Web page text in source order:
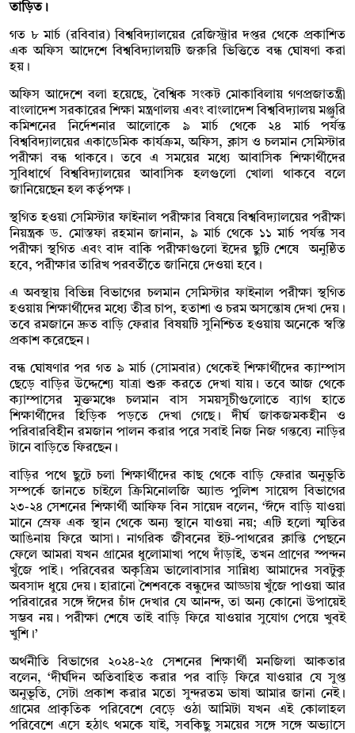
তাড়িত।
গত ৮ মার্চ (রবিবার) বিশ্ববিদ্যালয়ের রেজিস্ট্রার দপ্তর থেকে প্রকাশিত
এক অফিস আদেশে বিশ্ববিদ্যালয়টি জরুরি ভিত্তিতে বন্ধ ঘোষণা করা
হয়।
অফিস আদেশে বলা হয়েছে, বৈশ্বিক সংকট মোকাবিলায় গণপ্রজাতন্ত্রী
বাংলাদেশ সরকারের শিক্ষা মন্ত্রণালয় এবং বাংলাদেশ বিশ্ববিদ্যালয় মঞ্জুরি
কমিশনের নির্দেশনার আলোকে ৯ মার্চ থেকে ২৪ মার্চ পর্যন্ত
বিশ্ববিদ্যালয়ের একাডেমিক কার্যক্রম, অফিস, ক্লাস ও চলমান সেমিস্টার
পরীক্ষা বন্ধ থাকবে। তবে এ সময়ের মধ্যে আবাসিক শিক্ষার্থীদের
সুবিধার্থে বিশ্ববিদ্যালয়ের আবাসিক হলগুলো খোলা থাকবে বলে
জানিয়েছেন হল কর্তৃপক্ষ।
স্থগিত হওয়া সেমিস্টার ফাইনাল পরীক্ষার বিষয়ে বিশ্ববিদ্যালয়ের পরীক্ষা
নিয়ন্ত্রক ড. মোস্তফা রহমান জানান, ৯ মার্চ থেকে ১১ মার্চ পর্যন্ত সব
পরীক্ষা স্থগিত এবং বাদ বাকি পরীক্ষাগুলো ইদের ছুটি শেষে অনুষ্ঠিত
হবে, পরীক্ষার তারিখ পরবর্তীতে জানিয়ে দেওয়া হবে।
এ অবস্থায় বিভিন্ন বিভাগের চলমান সেমিস্টার ফাইনাল পরীক্ষা স্থগিত
হওয়ায় শিক্ষার্থীদের মধ্যে তীব্র চাপ, হতাশা ও চরম অসন্তোষ দেখা দেয়।
তবে রমজানে দ্রুত বাড়ি ফেরার বিষয়টি সুনিশ্চিত হওয়ায় অনেকে স্বস্তি
প্রকাশ করেছেন।
বন্ধ ঘোষণার পর গত ৯ মার্চ (সোমবার) থেকেই শিক্ষার্থীদের ক্যাম্পাস
ছেড়ে বাড়ির উদ্দেশ্যে যাত্রা শুরু করতে দেখা যায়। তবে আজ থেকে
ক্যাম্পাসের মুক্তমঞ্চে চলমান বাস সময়সূচীগুলোতে ব্যাগ হাতে
শিক্ষার্থীদের হিড়িক পড়তে দেখা গেছে। দীর্ঘ জাকজমকহীন ও
পরিবারবিহীন রমজান পালন করার পরে সবাই নিজ নিজ গন্তব্যে নাড়ির
টানে বাড়িতে ফিরছেন।
বাড়ির পথে ছুটে চলা শিক্ষার্থীদের কাছ থেকে বাড়ি ফেরার অনুভূতি
সম্পর্কে জানতে চাইলে ক্রিমিনোলজি অ্যান্ড পুলিশ সায়েন্স বিভাগের
২৩-২৪ সেশনের শিক্ষার্থী আফিফ বিন সায়েদ বলেন, ‘ঈদে বাড়ি যাওয়া
মানে স্রেফ এক স্থান থেকে অন্য স্থানে যাওয়া নয়; এটি হলো স্মৃতির
আঙিনায় ফিরে আসা। নাগরিক জীবনের ইট-পাথরের ক্লান্তি পেছনে
ফেলে আমরা যখন গ্রামের ধুলোমাখা পথে দাঁড়াই, তখন প্রাণের স্পন্দন
খুঁজে পাই। পরিবেরর অকৃত্রিম ভালোবাসার সান্নিধ্য আমাদের সবটুকু
অবসাদ ধুয়ে দেয়। হারানো শৈশবকে বন্ধুদের আড্ডায় খুঁজে পাওয়া আর
পরিবারের সঙ্গে ঈদের চাঁদ দেখার যে আনন্দ, তা অন্য কোনো উপায়েই
সম্ভব নয়। পরীক্ষা শেষে তাই বাড়ি ফিরে যাওয়ার সুযোগ পেয়ে খুবই
খুশি।’
অর্থনীতি বিভাগের ২০২৪-২৫ সেশনের শিক্ষার্থী মনজিলা আকতার
বলেন, ‘দীর্ঘদিন অতিবাহিত করার পর বাড়ি ফিরে যাওয়ার যে সুপ্ত
অনুভূতি, সেটা প্রকাশ করার মতো সুন্দরতম ভাষা আমার জানা নেই।
গ্ৰামের প্রাকৃতিক পরিবেশে বেড়ে ওঠা আমিটা যখন এই কোলাহল
পরিবেশে এসে হঠাৎ থমকে যাই, সবকিছু সময়ের সঙ্গে সঙ্গে অভ্যাসে